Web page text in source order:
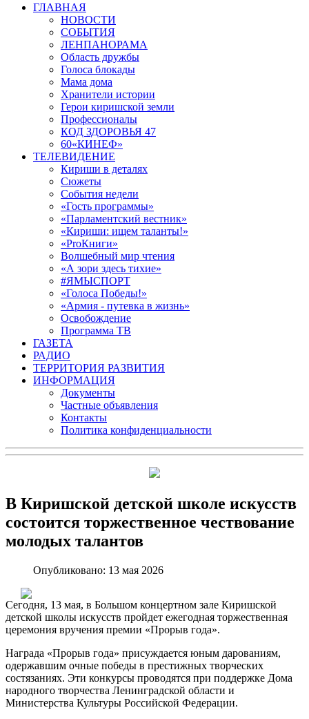
ГЛАВНАЯ
НОВОСТИ
СОБЫТИЯ
ЛЕНПАНОРАМА
Область дружбы
Голоса блокады
Мама дома
Хранители истории
Герои киришской земли
Профессионалы
КОД ЗДОРОВЬЯ 47
60«КИНЕФ»
ТЕЛЕВИДЕНИЕ
Кириши в деталях
Сюжеты
События недели
«Гость программы»
«Парламентский вестник»
«Кириши: ищем таланты!»
«ProКниги»
Волшебный мир чтения
«А зори здесь тихие»
#ЯМЫСПОРТ
«Голоса Победы!»
«Армия - путевка в жизнь»
Освобождение
Программа ТВ
ГАЗЕТА
РАДИО
ТЕРРИТОРИЯ РАЗВИТИЯ
ИНФОРМАЦИЯ
Документы
Частные объявления
Контакты
Политика конфиденциальности
В Киришской детской школе искусств
состоится торжественное чествование
молодых талантов
Опубликовано: 13 мая 2026
Сегодня, 13 мая, в Большом концертном зале Киришской
детской школы искусств пройдет ежегодная торжественная
церемония вручения премии «Прорыв года».
Награда «Прорыв года» присуждается юным дарованиям,
одержавшим очные победы в престижных творческих
состязаниях. Эти конкурсы проводятся при поддержке Дома
народного творчества Ленинградской области и
Министерства Культуры Российской Федерации.